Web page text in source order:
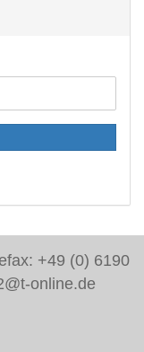
+49 (0) 6190
online.de